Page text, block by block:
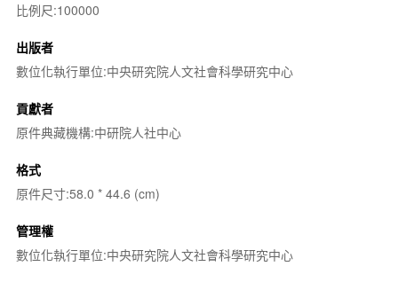
比例尺:100000
出版者
數位化執行單位:中央研究院人文社會科學研究中心
貢獻者
原件典藏機構:中研院人社中心
格式
原件尺寸:58.0 * 44.6 (cm)
管理權
數位化執行單位:中央研究院人文社會科學研究中心